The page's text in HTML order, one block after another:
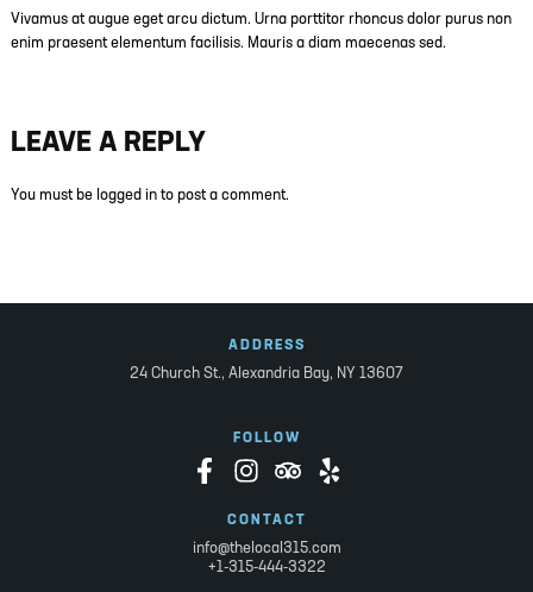
Vivamus at augue eget arcu dictum. Urna porttitor rhoncus dolor purus non
enim praesent elementum facilisis. Mauris a diam maecenas sed.
LEAVE A REPLY
You must be logged into post a comment.
ADDRESS
24 Church St., Alexandria Bay, NY 13607
FOLLOW
CONTACT
info@thelocal315.com
+1-315-444-3322